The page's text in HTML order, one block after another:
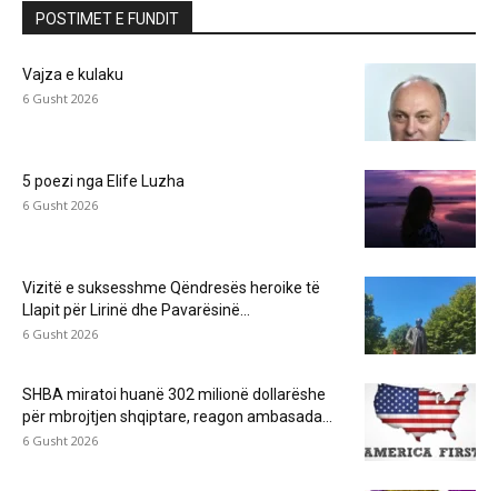
POSTIMET E FUNDIT
Vajza e kulaku
6 Gusht 2026
5 poezi nga Elife Luzha
6 Gusht 2026
Vizitë e suksesshme Qëndresës heroike të
Llapit për Lirinë dhe Pavarësinë...
6 Gusht 2026
SHBA miratoi huanë 302 milionë dollarëshe
për mbrojtjen shqiptare, reagon ambasada...
6 Gusht 2026